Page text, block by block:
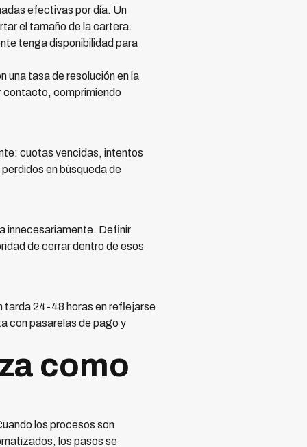
efectivas por día. Un
el tamaño de la cartera.
tenga disponibilidad para
tasa de resolución en la
contacto, comprimiendo
cuotas vencidas, intentos
en búsqueda de
innecesariamente. Definir
de cerrar dentro de esos
tarda 24-48 horas en reflejarse
con pasarelas de pago y
como
los procesos son
los pasos se